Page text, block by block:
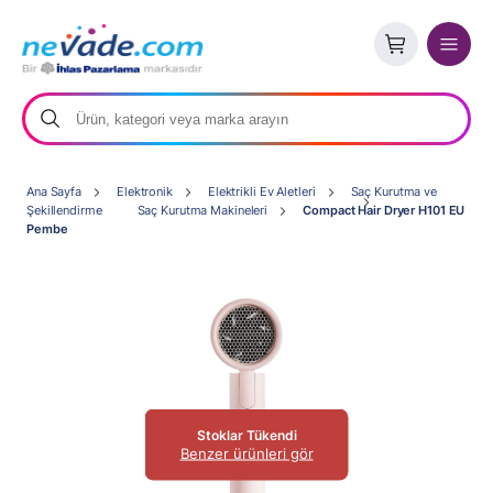
Ana Sayfa Elektronik Elektrikli Ev Aletleri
Saç Kurutma ve
Şekillendirme
Saç Kurutma Makineleri
Compact Hair Dryer H101 EU
Pembe
Stoklar Tükendi
Benzer ürünleri gör